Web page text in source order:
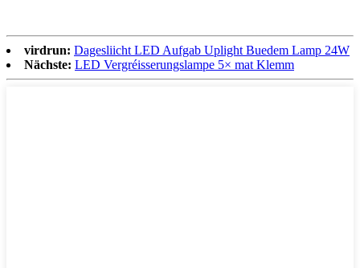
virdrun: Dagesliicht LED Aufgab Uplight Buedem Lamp 24W
Nächste: LED Vergréisserungslampe 5× mat Klemm